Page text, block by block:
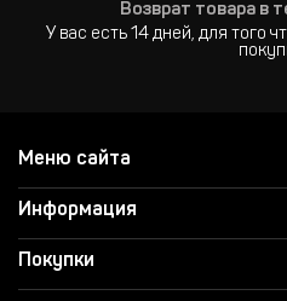
Возврат товара в
У вас есть 14 дней, для того
Меню сайта
Информация
Покупки